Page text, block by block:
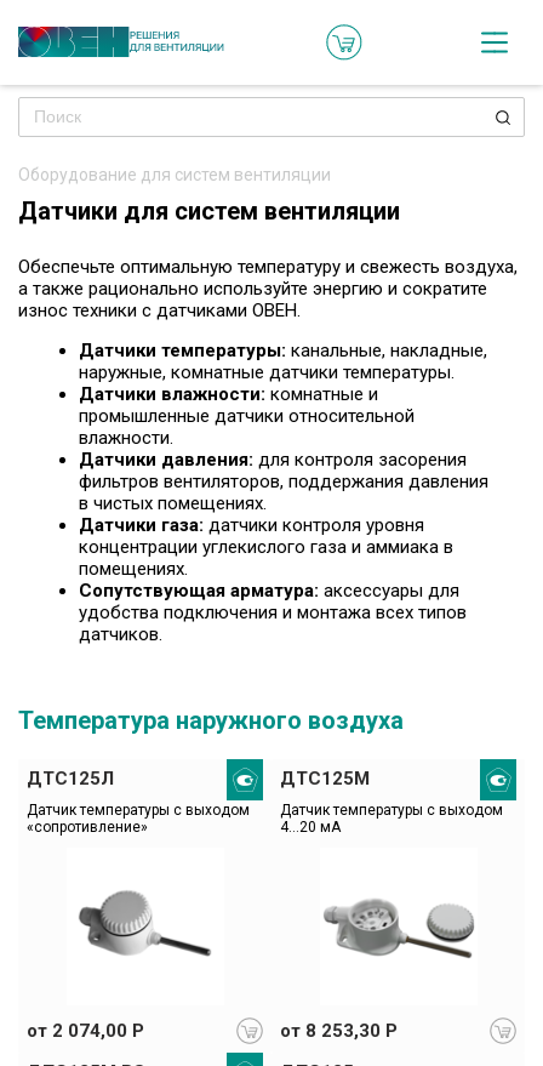
Оборудование для систем вентиляции
Датчики для систем вентиляции
Обеспечьте оптимальную температуру и свежесть воздуха,
а также рационально используйте энергию и сократите
износ техники с датчиками ОВЕН.
Датчики температуры: канальные, накладные,
наружные, комнатные датчики температуры.
Датчики влажности: комнатные и
промышленные датчики относительной
влажности.
Датчики давления: для контроля засорения
фильтров вентиляторов, поддержания давления
в чистых помещениях.
Датчики газа: датчики контроля уровня
концентрации углекислого газа и аммиака в
помещениях.
Сопутствующая арматура: аксессуары для
удобства подключения и монтажа всех типов
датчиков.
Температура наружного воздуха
ДТС125Л
Датчик температуры с выходом
«сопротивление»
от 2 074,00 Р
ДТС125М
Датчик температуры с выходом
4…20 мА
от 8 253,30 Р